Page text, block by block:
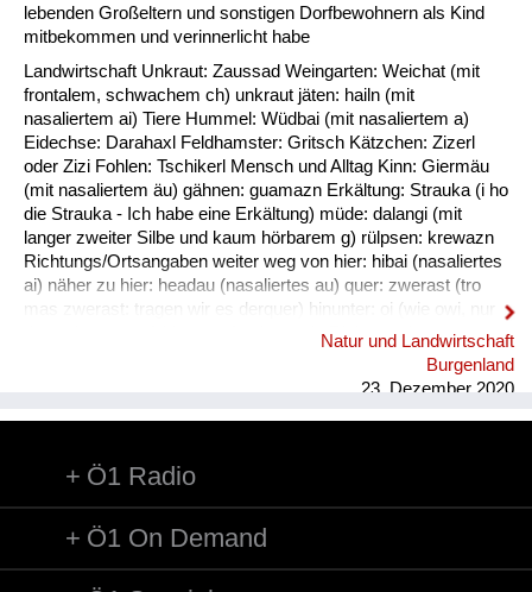
Natur und Landwirtschaft
Fluchen und Reden
Mensch, Tier und Alltag
Schmankerln und
Kulinarisches
lebenden Großeltern und sonstigen Dorfbewohnern als Kind
mitbekommen und verinnerlicht habe
Landwirtschaft Unkraut: Zaussad Weingarten: Weichat (mit
frontalem, schwachem ch) unkraut jäten: hailn (mit
nasaliertem ai) Tiere Hummel: Wüdbai (mit nasaliertem a)
Eidechse: Darahaxl Feldhamster: Gritsch Kätzchen: Zizerl
oder Zizi Fohlen: Tschikerl Mensch und Alltag Kinn: Giermäu
(mit nasaliertem äu) gähnen: guamazn Erkältung: Strauka (i ho
die Strauka - Ich habe eine Erkältung) müde: dalangi (mit
langer zweiter Silbe und kaum hörbarem g) rülpsen: krewazn
Richtungs/Ortsangaben weiter weg von hier: hibai (nasaliertes
ai) näher zu hier: headau (nasaliertes au) quer: zwerast (tro
mas zwerast: tragen wir es derquer) hinunter: oi (wie owi, nur
das w ist stumm) hinunter (und zwar in Richtung des
Sprechers): oana (kim oana - komm herunter, und zwar zu
mir) weg: dui (kais dui - wirf es weg) werfen: kai (nasaliertes
Natur und Landwirtschaft
Burgenland
23. Dezember 2020
Ö1 Radio
Ö1 On Demand